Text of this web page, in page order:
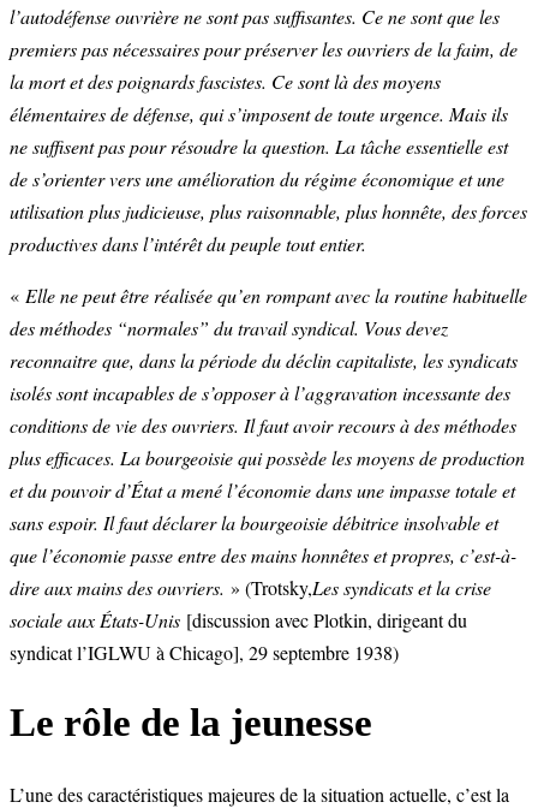
l’autodéfense ouvrière ne sont pas suffisantes. Ce ne sont que les
premiers pas nécessaires pour préserver les ouvriers de la faim, de
la mort et des poignards fascistes. Ce sont là des moyens
élémentaires de défense, qui s’imposent de toute urgence. Mais ils
ne suffisent pas pour résoudre la question. La tâche essentielle est
de s’orienter vers une amélioration du régime économique et une
utilisation plus judicieuse, plus raisonnable, plus honnête, des forces
productives dans l’intérêt du peuple tout entier.
« Elle ne peut être réalisée qu’en rompant avec la routine habituelle
des méthodes “normales” du travail syndical. Vous devez
reconnaitre que, dans la période du déclin capitaliste, les syndicats
isolés sont incapables de s’opposer à l’aggravation incessante des
conditions de vie des ouvriers. Il faut avoir recours à des méthodes
plus efficaces. La bourgeoisie qui possède les moyens de production
et du pouvoir d’État a mené l’économie dans une impasse totale et
sans espoir. Il faut déclarer la bourgeoisie débitrice insolvable et
que l’économie passe entre des mains honnêtes et propres, c’est-à-
dire aux mains des ouvriers. » (Trotsky,Les syndicats et la crise
sociale aux États-Unis [discussion avec Plotkin, dirigeant du
syndicat l’IGLWU à Chicago], 29 septembre 1938)
Le rôle de la jeunesse
L’une des caractéristiques majeures de la situation actuelle, c’est la